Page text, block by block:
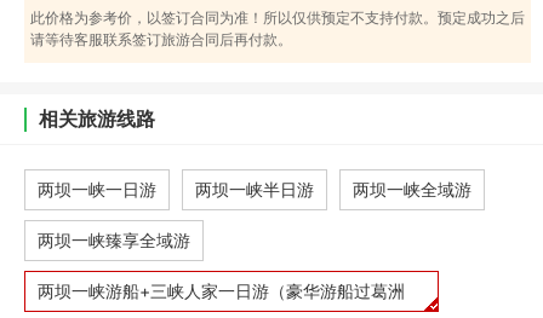
此价格为参考价，以签订合同为准！所以仅供预定不支持付款。预定成功之后
请等待客服联系签订旅游合同后再付款。
相关旅游线路
两坝一峡一日游 两坝一峡半日游 两坝一峡全域游
两坝一峡臻享全域游
两坝一峡游船+三峡人家一日游（豪华游船过葛洲